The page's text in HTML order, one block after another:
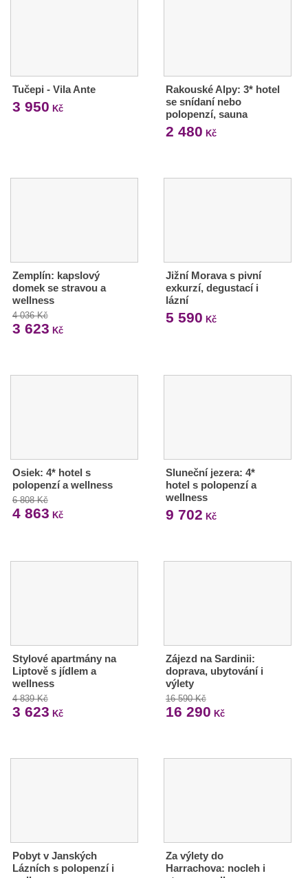
Tučepi - Vila Ante
3 950 Kč
Rakouské Alpy: 3* hotel
se snídaní nebo
polopenzí, sauna
2 480 Kč
Zemplín: kapslový
domek se stravou a
wellness
4 036 Kč
3 623 Kč
Jižní Morava s pivní
exkurzí, degustací i
lázní
5 590 Kč
Osiek: 4* hotel s
polopenzí a wellness
6 808 Kč
4 863 Kč
Sluneční jezera: 4*
hotel s polopenzí a
wellness
9 702 Kč
Stylové apartmány na
Liptově s jídlem a
wellness
4 839 Kč
3 623 Kč
Zájezd na Sardinii:
doprava, ubytování i
výlety
16 590 Kč
16 290 Kč
Pobyt v Janských
Lázních s polopenzí i
Za výlety do
Harrachova: nocleh i